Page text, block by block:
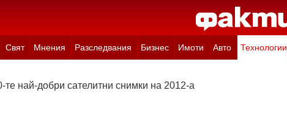
Свят Мнения Разследвания Бизнес Имоти Авто Технологии
те най-добри сателитни снимки на 2012-а